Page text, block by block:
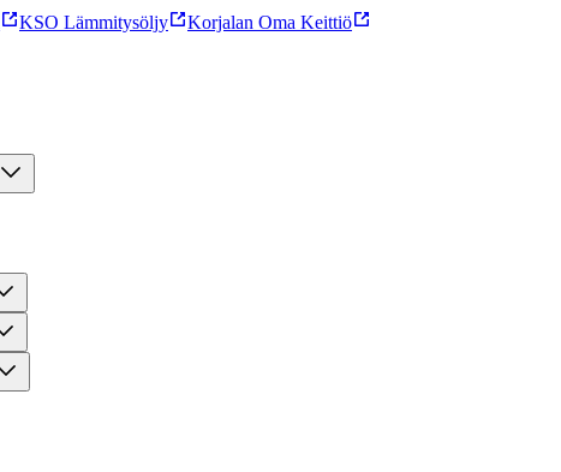
KSO Lämmitysöljy Korjalan Oma Keittiö